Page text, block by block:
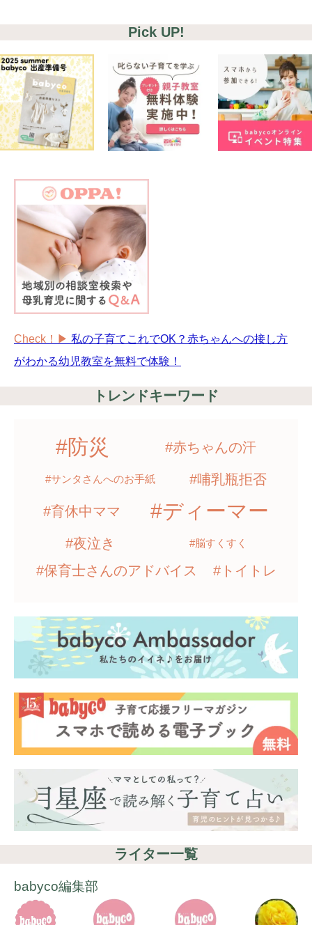
Pick UP!
Check！▶︎ 私の子育てこれでOK？赤ちゃんへの接し方
がわかる幼児教室を無料で体験！
トレンドキーワード
#防災 #赤ちゃんの汗
#サンタさんへのお手紙 #哺乳瓶拒否
#育休中ママ #ディーマー
#夜泣き #脳すくすく
#保育士さんのアドバイス #トイトレ
ライター一覧
babyco編集部